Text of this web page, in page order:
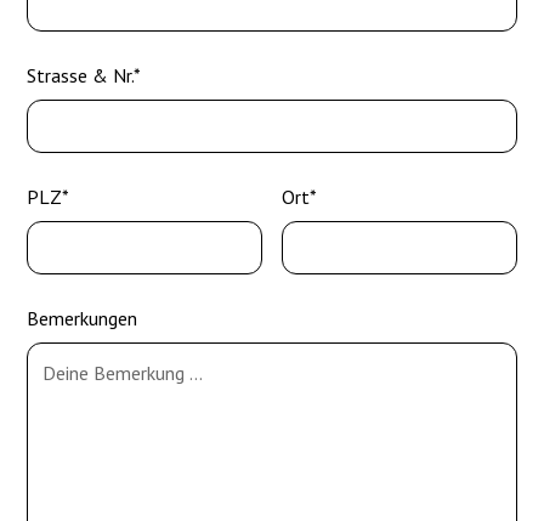
Strasse & Nr.*
PLZ* Ort*
Bemerkungen